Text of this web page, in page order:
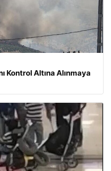
Kontrol Altına Alınmaya